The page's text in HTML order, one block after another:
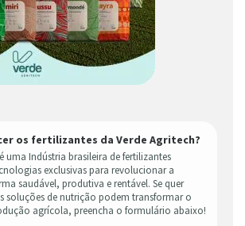
os fertilizantes da Verde Agritech?
uma Indústria brasileira de fertilizantes
exclusivas para revolucionar a
saudável, produtiva e rentável. Se quer
soluções de nutrição podem transformar o
agrícola, preencha o formulário abaixo!